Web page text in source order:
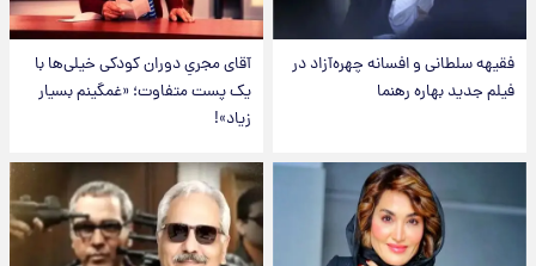
فقیهه سلطانی و افسانه چهره‌آزاد در
فیلم جدید بهاره رهنما
آقای مجریِ دوران کودکی خیلی‌ها با
یک پست متفاوت؛ «غمگینم بسیار
زیاد»!